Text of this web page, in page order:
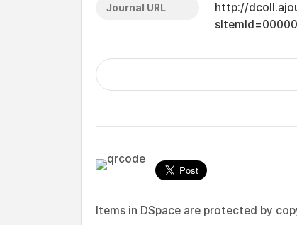
Journal URL
http://
Items in DSpace are protected by